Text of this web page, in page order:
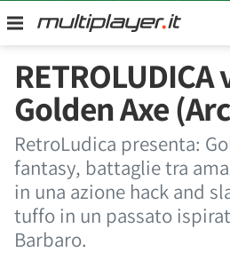
RETROLUDICA
Golden Axe
RetroLudica presenta:
fantasy, battaglie tra
in una azione hack and
tuffo in un passato
Barbaro.